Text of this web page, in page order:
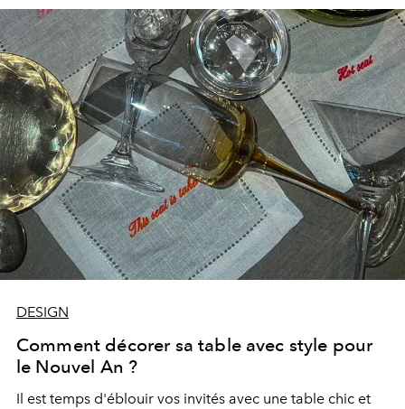
Emmanuelle Khanh, Eram, La Redoute), Inès-Olympe
Mercadal dévoile en cette rentrée son nouveau projet :
une collection destinée aux Arts de la table.
DESIGN
Comment décorer sa table avec style pour
le Nouvel An ?
Il est temps d'éblouir vos invités avec une table chic et